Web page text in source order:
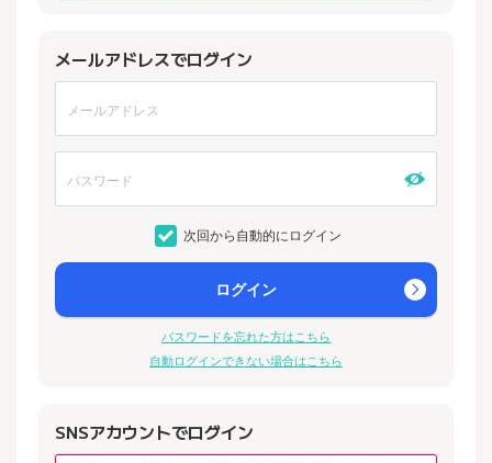
メールアドレスでログイン
次回から自動的にログイン
ログイン
パスワードを忘れた方はこちら
自動ログインできない場合はこちら
SNSアカウントでログイン